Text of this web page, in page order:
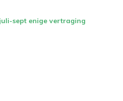
sept enige vertraging